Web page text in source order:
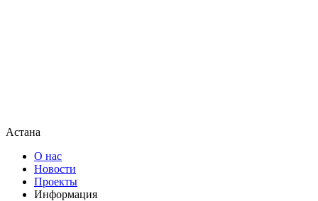
Астана
О нас
Новости
Проекты
Информация